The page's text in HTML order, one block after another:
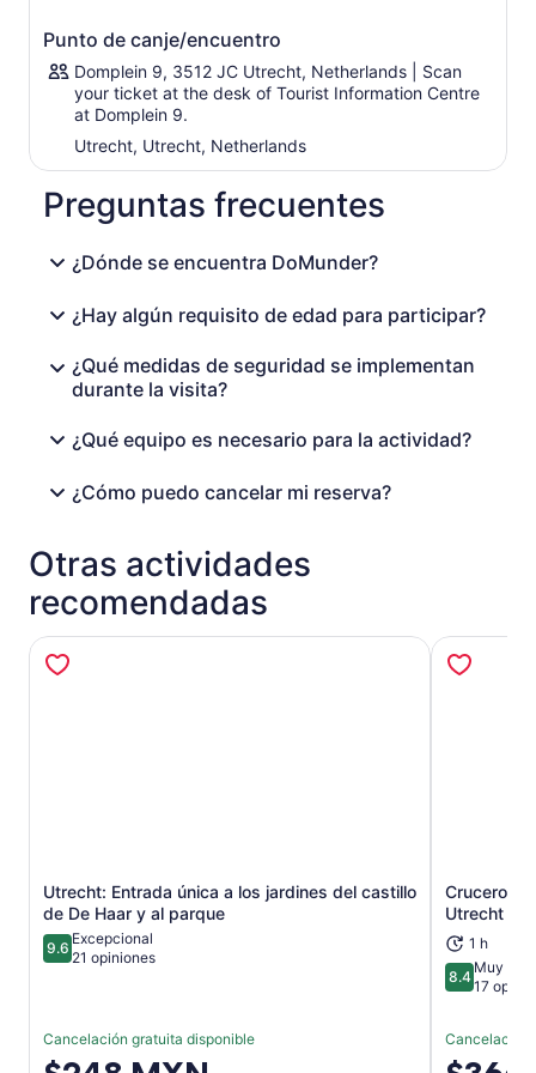
Punto de canje/encuentro
Domplein 9, 3512 JC Utrecht, Netherlands | Scan
your ticket at the desk of Tourist Information Centre
at Domplein 9.
Utrecht, Utrecht, Netherlands
Preguntas frecuentes
¿Dónde se encuentra DoMunder?
¿Hay algún requisito de edad para participar?
¿Qué medidas de seguridad se implementan
durante la visita?
¿Qué equipo es necesario para la actividad?
¿Cómo puedo cancelar mi reserva?
Otras actividades
recomendadas
Utrecht: Entrada única a los jardines del castillo
de De Haar y al parque
9.69.6 de 10
Excepcional
21 opiniones
Cancelación gratuita disponible
El
Se abrirá en una nueva pestaña
Crucero
Utrecht
1 h
8.48.4 de 10
Muy
17
Cancelación
El